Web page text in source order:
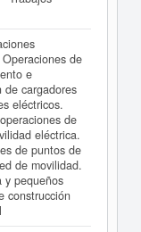
de sus
y cuentas de
se ha
de
e
de cargadores
eléctricos.
de
eléctrica.
de puntos de
de movilidad.
y pequeños
construcción